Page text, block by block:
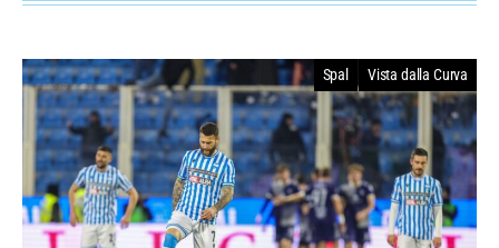
Spal Vista dalla Curva